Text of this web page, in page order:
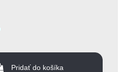
Pridať do košíka